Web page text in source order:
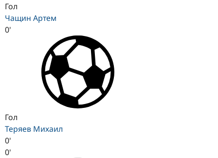
Гол
Чащин Артем
0'
Гол
Теряев Михаил
0'
0'